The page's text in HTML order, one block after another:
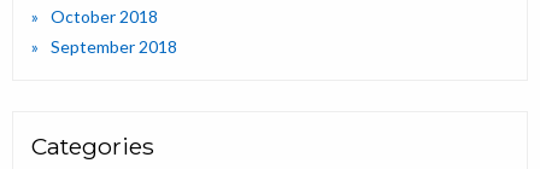
October 2018
September 2018
Categories